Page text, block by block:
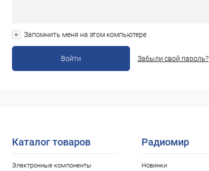
Телевидение
Запомнить меня на этом компьютере
Забыли свой пароль?
Каталог товаров
Электронные компоненты
Радиомир
Новинки